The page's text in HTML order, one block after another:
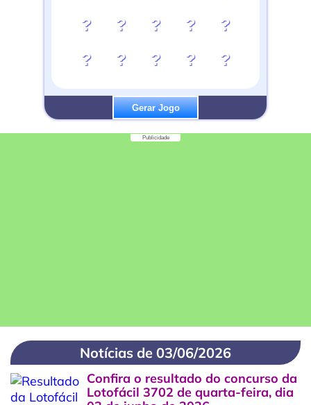
?
? ? ?
?
?
? ? ? ?
Gerar Jogo
Publicidade
Notícias de 03/06/2026
Confira o resultado do concurso da
Lotofácil 3702 de quarta-feira, dia